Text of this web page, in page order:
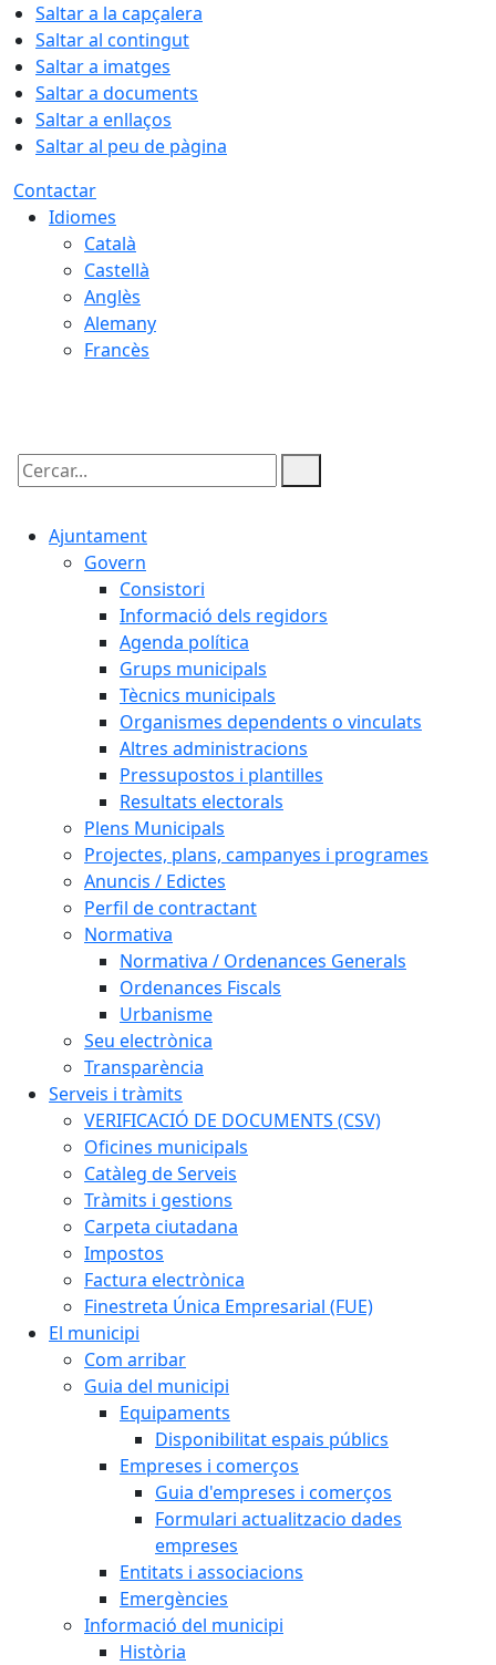
Saltar a la capçalera
Saltar al contingut
Saltar a imatges
Saltar a documents
Saltar a enllaços
Saltar al peu de pàgina
Contactar
Idiomes
Català
Castellà
Anglès
Alemany
Francès
Cercar:
Ajuntament
Govern
Consistori
Informació dels regidors
Agenda política
Grups municipals
Tècnics municipals
Organismes dependents o vinculats
Altres administracions
Pressupostos i plantilles
Resultats electorals
Plens Municipals
Projectes, plans, campanyes i programes
Anuncis / Edictes
Perfil de contractant
Normativa
Normativa / Ordenances Generals
Ordenances Fiscals
Urbanisme
Seu electrònica
Transparència
Serveis i tràmits
VERIFICACIÓ DE DOCUMENTS (CSV)
Oficines municipals
Catàleg de Serveis
Tràmits i gestions
Carpeta ciutadana
Impostos
Factura electrònica
Finestreta Única Empresarial (FUE)
El municipi
Com arribar
Guia del municipi
Equipaments
Disponibilitat espais públics
Empreses i comerços
Guia d'empreses i comerços
Formulari actualitzacio dades
empreses
Entitats i associacions
Emergències
Informació del municipi
Història